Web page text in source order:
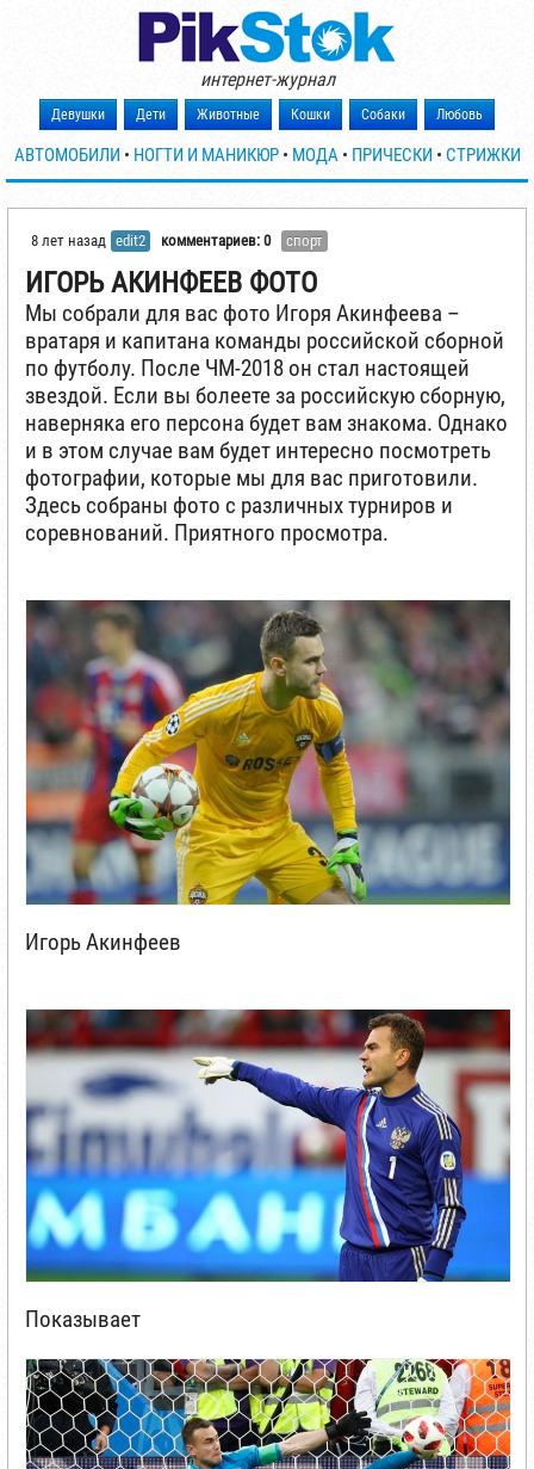
интернет-журнал
Девушки Дети Животные Кошки Собаки Любовь
АВТОМОБИЛИ • НОГТИ И МАНИКЮР• МОДА • ПРИЧЕСКИ • СТРИЖКИ
8 лет назад edit2 комментариев: 0 спорт
ИГОРЬ АКИНФЕЕВ ФОТО
Мы собрали для вас фото Игоря Акинфеева –
вратаря и капитана команды российской сборной
по футболу. После ЧМ-2018 он стал настоящей
звездой. Если вы болеете за российскую сборную,
наверняка его персона будет вам знакома. Однако
и в этом случае вам будет интересно посмотреть
фотографии, которые мы для вас приготовили.
Здесь собраны фото с различных турниров и
соревнований. Приятного просмотра.
Игорь Акинфеев
Показывает